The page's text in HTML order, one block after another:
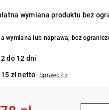
wymiana produktu bez
wymiana lub naprawa, bez
do 12 dni
zł netto Sprawdź >